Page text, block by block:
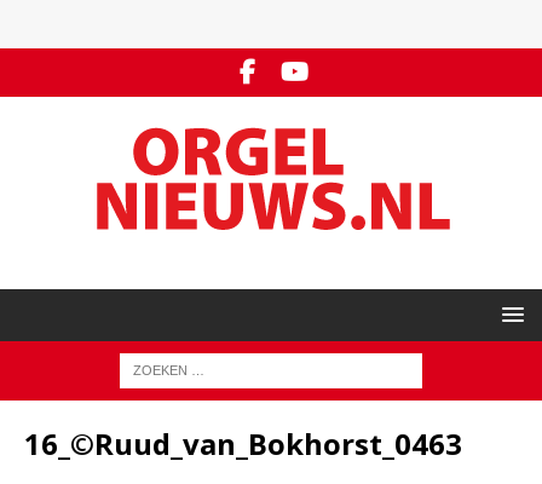
16_©Ruud_van_Bokhorst_0463